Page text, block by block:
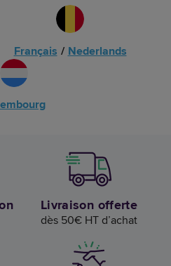
Français / Nederlands
Livraison offerte
dès 50€ HT d’achat